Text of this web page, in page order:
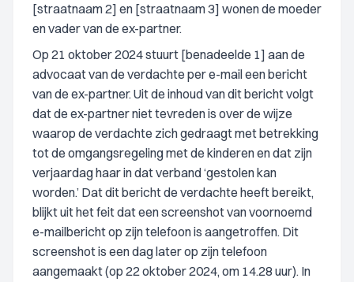
[straatnaam 2] en [straatnaam 3] wonen de moeder
en vader van de ex-partner.
Op 21 oktober 2024 stuurt [benadeelde 1] aan de
advocaat van de verdachte per e-mail een bericht
van de ex-partner. Uit de inhoud van dit bericht volgt
dat de ex-partner niet tevreden is over de wijze
waarop de verdachte zich gedraagt met betrekking
tot de omgangsregeling met de kinderen en dat zijn
verjaardag haar in dat verband ‘gestolen kan
worden.’ Dat dit bericht de verdachte heeft bereikt,
blijkt uit het feit dat een screenshot van voornoemd
e-mailbericht op zijn telefoon is aangetroffen. Dit
screenshot is een dag later op zijn telefoon
aangemaakt (op 22 oktober 2024, om 14.28 uur). In